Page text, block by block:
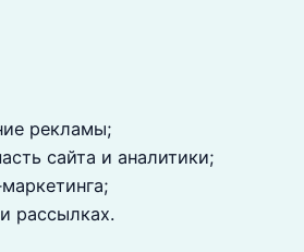
рекламы;
сайта и аналитики;
рассылках.